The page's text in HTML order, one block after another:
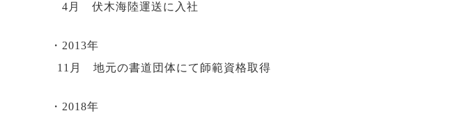
4月 伏木海陸運送に入社
・2013年
11月 地元の書道団体にて師範資格取得
・2018年